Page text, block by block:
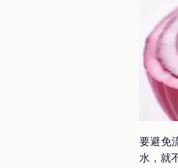
要避免
水，就